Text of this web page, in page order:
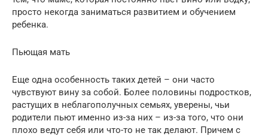
просто некогда заниматься развитием и обучением
ребенка.
Пьющая мать
Еще одна особенность таких детей – они часто
чувствуют вину за собой. Более половины подростков,
растущих в неблагополучных семьях, уверены, чьи
родители пьют именно из-за них – из-за того, что они
плохо ведут себя или что-то не так делают. Причем с